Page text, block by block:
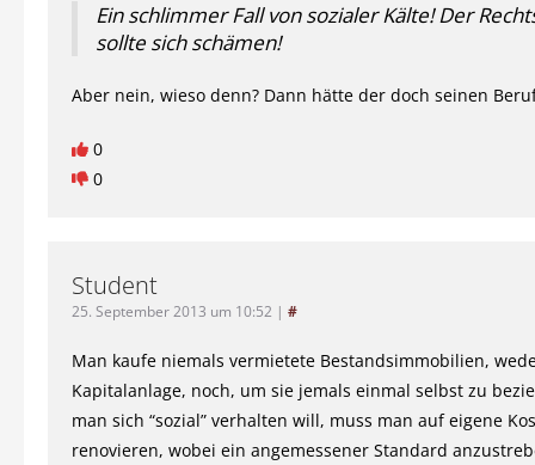
Ein schlimmer Fall von sozialer Kälte! Der
sollte sich schämen!
Aber nein, wieso denn? Dann hätte der doch seinen
0
0
Student
25. September 2013 um 10:52 | #
Man kaufe niemals vermietete Bestandsimmobilien,
Kapitalanlage, noch, um sie jemals einmal selbst zu
man sich “sozial” verhalten will, muss man auf eigene
renovieren, wobei ein angemessener Standard